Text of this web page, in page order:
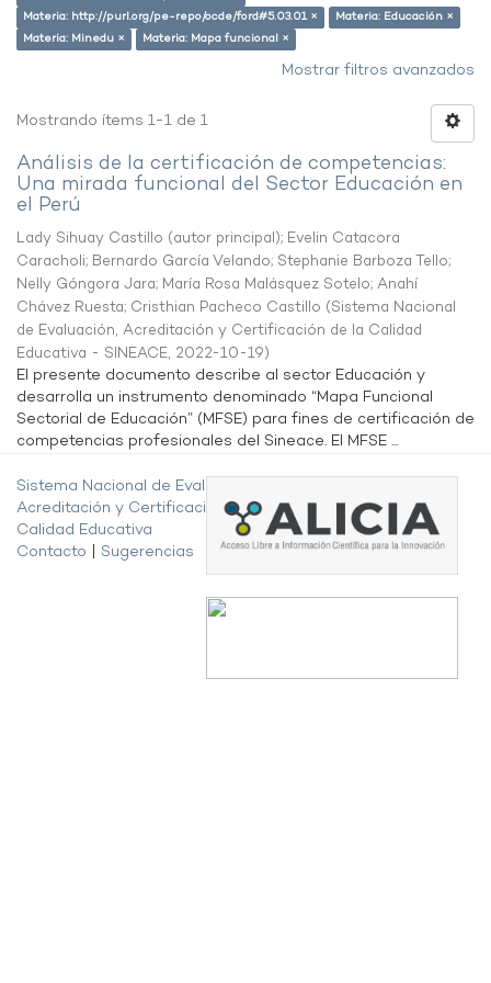
Materia: http://purl.org/pe-repo/ocde/ford#5.03.01 ×
Materia: Educación ×
Materia: Minedu ×
Materia: Mapa funcional ×
Mostrar filtros avanzados
Mostrando ítems 1-1 de 1
Análisis de la certificación de competencias:
Una mirada funcional del Sector Educación en
el Perú
Lady Sihuay Castillo (autor principal); Evelin Catacora
Caracholi; Bernardo García Velando; Stephanie Barboza Tello;
Nelly Góngora Jara; María Rosa Malásquez Sotelo; Anahí
Chávez Ruesta; Cristhian Pacheco Castillo (Sistema Nacional
de Evaluación, Acreditación y Certificación de la Calidad
Educativa - SINEACE, 2022-10-19)
El presente documento describe al sector Educación y
desarrolla un instrumento denominado “Mapa Funcional
Sectorial de Educación” (MFSE) para fines de certificación de
competencias profesionales del Sineace. El MFSE ...
Sistema Nacional de Evaluación,
Acreditación y Certificación de la
Calidad Educativa
Contacto
Sugerencias